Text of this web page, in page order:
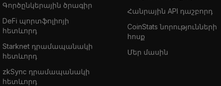
Գործընկերային ծրագիր
DeFi պորտֆոլիոյի
հետևորդ
Starknet դրամապանակի
հետևորդ
zkSync դրամապանակի
հետևորդ
Հանրային API դաշբորդ
CoinStats նորությունների
հոսք
Մեր մասին